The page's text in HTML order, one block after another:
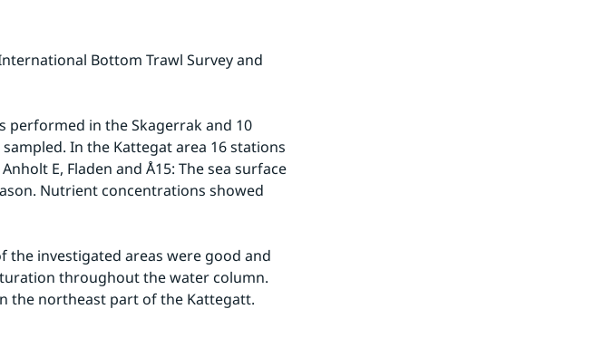
Bottom Trawl Survey and
in the Skagerrak and 10
In the Kattegat area 16 stations
E, Fladen and Å15: The sea surface
Nutrient concentrations showed
investigated areas were good and
throughout the water column.
the northeast part of the Kattegatt.